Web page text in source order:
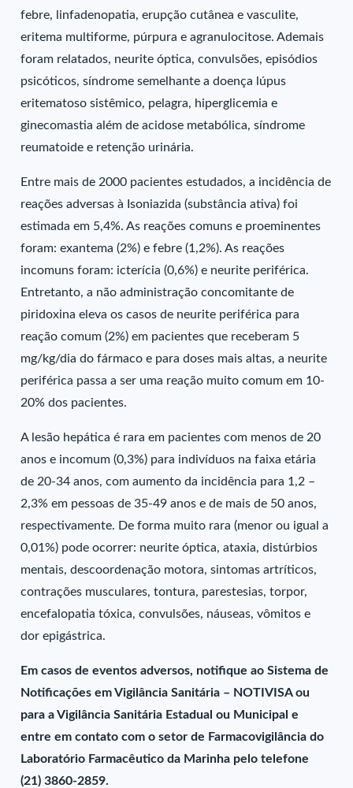
febre, linfadenopatia, erupção cutânea e vasculite,
eritema multiforme, púrpura e agranulocitose. Ademais
foram relatados, neurite óptica, convulsões, episódios
psicóticos, síndrome semelhante a doença lúpus
eritematoso sistêmico, pelagra, hiperglicemia e
ginecomastia além de acidose metabólica, síndrome
reumatoide e retenção urinária.
Entre mais de 2000 pacientes estudados, a incidência de
reações adversas à Isoniazida (substância ativa) foi
estimada em 5,4%. As reações comuns e proeminentes
foram: exantema (2%) e febre (1,2%). As reações
incomuns foram: icterícia (0,6%) e neurite periférica.
Entretanto, a não administração concomitante de
piridoxina eleva os casos de neurite periférica para
reação comum (2%) em pacientes que receberam 5
mg/kg/dia do fármaco e para doses mais altas, a neurite
periférica passa a ser uma reação muito comum em 10-
20% dos pacientes.
A lesão hepática é rara em pacientes com menos de 20
anos e incomum (0,3%) para indivíduos na faixa etária
de 20-34 anos, com aumento da incidência para 1,2 –
2,3% em pessoas de 35-49 anos e de mais de 50 anos,
respectivamente. De forma muito rara (menor ou igual a
0,01%) pode ocorrer: neurite óptica, ataxia, distúrbios
mentais, descoordenação motora, sintomas artríticos,
contrações musculares, tontura, parestesias, torpor,
encefalopatia tóxica, convulsões, náuseas, vômitos e
dor epigástrica.
Em casos de eventos adversos, notifique ao Sistema de
Notificações em Vigilância Sanitária – NOTIVISA ou
para a Vigilância Sanitária Estadual ou Municipal e
entre em contato com o setor de Farmacovigilância do
Laboratório Farmacêutico da Marinha pelo telefone
(21) 3860-2859.